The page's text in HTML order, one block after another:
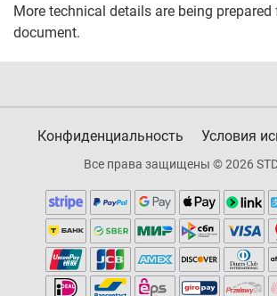
More technical details are being
document.
Конфиденциальность Условия
Все права защищены © 2026